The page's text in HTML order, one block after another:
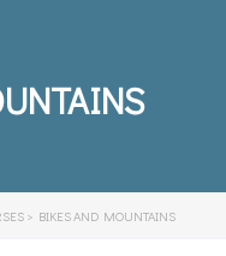
> BIKES AND MOUNTAINS